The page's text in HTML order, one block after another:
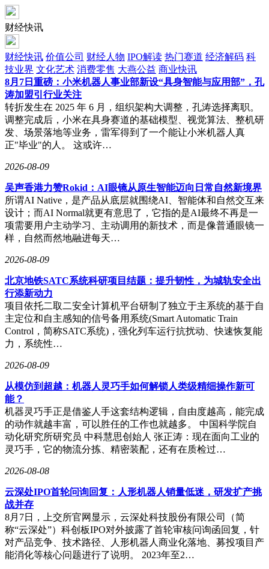
财经快讯
财经快讯 价值公司 财经人物 IPO解读 热门赛道 经济解码 科
技业界 文化艺术 消费零售 大燕公益 商业快讯
8月7日重磅：小米机器人事业部新设“具身智能与应用部”，孔
涛加盟引行业关注
转折发生在 2025 年 6 月，组织架构大调整，孔涛选择离职。
调整完成后，小米在具身赛道的基础模型、视觉算法、整机研
发、场景落地等业务，雷军得到了一个能让小米机器人真
正"毕业"的人。 这或许…
2026-08-09
吴声香港力赞Rokid：AI眼镜从原生智能迈向日常自然新境界
所谓AI Native，是产品从底层就围绕AI、智能体和自然交互来
设计；而AI Normal就更有意思了，它指的是AI最终不再是一
项需要用户主动学习、主动调用的新技术，而是像普通眼镜一
样，自然而然地融进每天…
2026-08-09
北京地铁SATC系统科研项目结题：提升韧性，为城轨安全出
行添新动力
项目依托二取二安全计算机平台研制了独立于主系统的基于自
主定位和自主感知的信号备用系统(Smart Automatic Train
Control，简称SATC系统)，强化列车运行抗扰动、快速恢复能
力，系统性…
2026-08-09
从模仿到超越：机器人灵巧手如何解锁人类级精细操作新可
能？
机器灵巧手正是借鉴人手这套结构逻辑，自由度越高，能完成
的动作就越丰富，可以胜任的工作也就越多。 中国科学院自
动化研究所研究员 中科慧思创始人 张正涛：现在面向工业的
灵巧手，它的物流分拣、精密装配，还有在质检过…
2026-08-08
云深处IPO首轮问询回复：人形机器人销量低迷，研发扩产挑
战并存
8月7日，上交所官网显示，云深处科技股份有限公司（简
称“云深处”）科创板IPO对外披露了首轮审核问询函回复，针
对产品竞争、技术路径、人形机器人商业化落地、募投项目产
能消化等核心问题进行了说明。 2023年至2…